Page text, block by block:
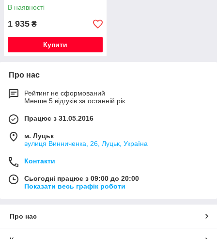
В наявності
1 935 ₴
Купити
Про нас
Рейтинг не сформований
Менше 5 відгуків за останній рік
Працює з 31.05.2016
м. Луцьк
вулиця Винниченка, 26, Луцьк, Україна
Контакти
Сьогодні працює з 09:00 до 20:00
Показати весь графік роботи
Про нас